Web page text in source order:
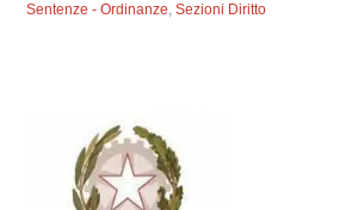
Sentenze - Ordinanze,Sezioni Diritto